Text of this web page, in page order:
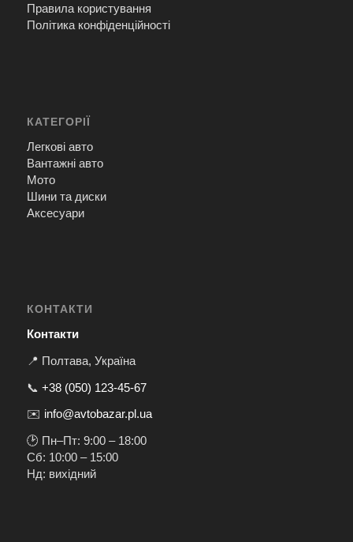
Правила користування
Політика конфіденційності
КАТЕГОРІЇ
Легкові авто
Вантажні авто
Мото
Шини та диски
Аксесуари
КОНТАКТИ
Контакти
📍 Полтава, Україна
📞 +38 (050) 123-45-67
✉️ info@avtobazar.pl.ua
🕑 Пн–Пт: 9:00 – 18:00
Сб: 10:00 – 15:00
Нд: вихідний